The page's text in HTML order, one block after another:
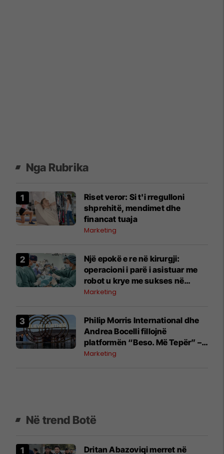
Nga Rubrika
Riset veror: Si t'i rregulloni
shprehitë, mendimet dhe
financat tuaja
Marketing
Një epokë e re në kirurgji:
operacioni i parë i asistuar me
robot u krye me sukses në
Spitalin Klinik “Acibadem
Marketing
Philip Morris International dhe
Andrea Bocelli fillojnë
platformën “Beso. Më Tepër” –
histori besimi, këmbënguljeje
Marketing
Në trend Botë
Dritan Abazoviqi merret në